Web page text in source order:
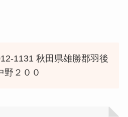
1131 秋田県雄勝郡羽後
野２００